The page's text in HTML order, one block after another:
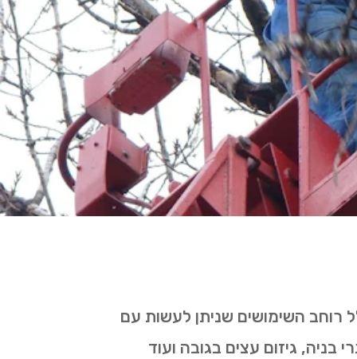
רוחב השימושים שניתן לעשות עם
גיזום עצים בגובה ועוד